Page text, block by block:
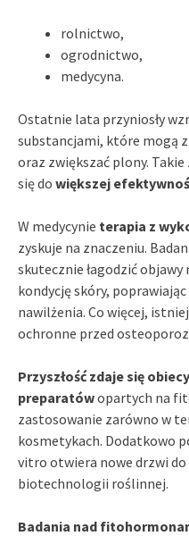
rolnictwo,
ogrodnictwo,
medycyna.
Ostatnie lata przyniosły
substancjami, które mogą
oraz zwiększać plony.
się do większej
W medycynie terapia z
zyskuje na znaczeniu.
skutecznie łagodzić
kondycję skóry,
nawilżenia. Co więcej,
ochronne przed
Przyszłość zdaje się
preparatówopartych na
zastosowanie zarówno w
kosmetykach. Dodatkowo
vitro otwiera nowe drzwi
biotechnologii roślinnej.
Badania nad